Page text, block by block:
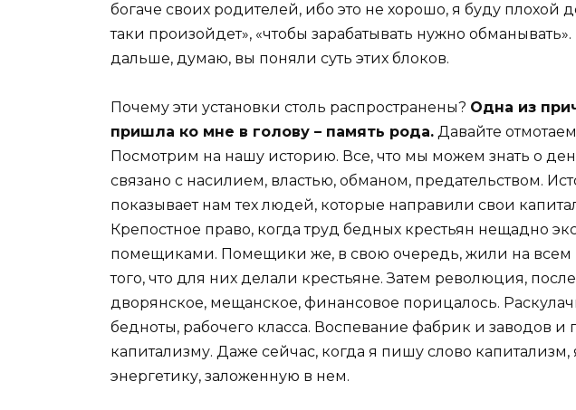
богаче своих родителей, ибо это не хорошо, я буду плохой
таки произойдет», «чтобы зарабатывать нужно
дальше, думаю, вы поняли суть этих блоков.
Почему эти установки столь распространены? Одна из
пришла ко мне в голову – память рода. Давайте
Посмотрим на нашу историю. Все, что мы можем знать о
связано с насилием, властью, обманом, предательством.
показывает нам тех людей, которые направили свои
Крепостное право, когда труд бедных крестьян нещадно
помещиками. Помещики же, в свою очередь, жили на всем
того, что для них делали крестьяне. Затем революция,
дворянское, мещанское, финансовое порицалось.
бедноты, рабочего класса. Воспевание фабрик и заводов и
капитализму. Даже сейчас, когда я пишу слово капитализм,
энергетику, заложенную в нем.